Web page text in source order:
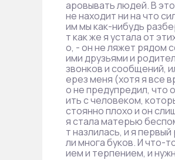
аровывать людей. В
не находит ни на что
им мы как-нибудь
т как же я устала от
о, - он не ляжет рядом
ими друзьями и
звонков и сообщений,
ерез меня (хотя я все
о не предупредил, что
ить с человеком,
стоянно плохо и он
я стала матерью
т назлилась, и я
ли многа буков. И что-
ием и терпением, и